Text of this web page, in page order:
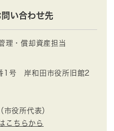
い合わせ先
理・償却資産担当
1号 岸和田市役所旧館2
役所代表）
こちらから